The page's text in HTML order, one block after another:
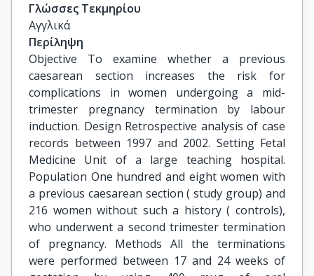
Γλώσσες Τεκμηρίου
Αγγλικά
Περίληψη
Objective To examine whether a previous
caesarean section increases the risk for
complications in women undergoing a mid-
trimester pregnancy termination by labour
induction. Design Retrospective analysis of case
records between 1997 and 2002. Setting Fetal
Medicine Unit of a large teaching hospital.
Population One hundred and eight women with
a previous caesarean section ( study group) and
216 women without such a history ( controls),
who underwent a second trimester termination
of pregnancy. Methods All the terminations
were performed between 17 and 24 weeks of